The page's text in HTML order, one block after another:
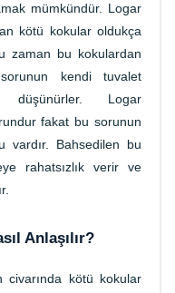
mümkündür. Logar
kötü kokular oldukça
zaman bu kokulardan
kendi tuvalet
düşünürler. Logar
fakat bu sorunun
vardır. Bahsedilen bu
rahatsızlık verir ve
Anlaşılır?
civarında kötü kokular